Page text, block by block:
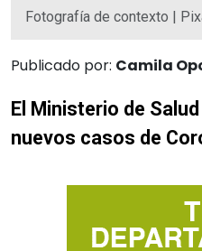
Fotografía de contexto |
Publicado por: Camila
El Ministerio de
nuevos casos de